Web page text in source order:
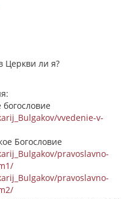
Церкви ли я?
vvedenie-v-
Богословие
pravoslavno-
pravoslavno-